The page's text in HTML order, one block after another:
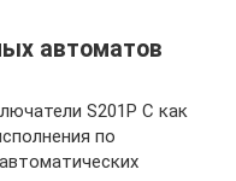
автоматов
S201P С как
по